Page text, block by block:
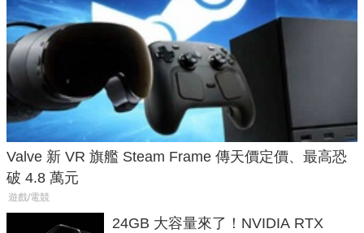
Valve 新 VR 旗艦 Steam Frame 傳天價定價、最高恐
破 4.8 萬元
遊戲/電競
24GB 大容量來了！NVIDIA RTX